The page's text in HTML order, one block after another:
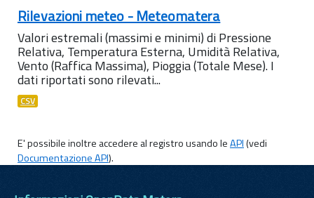
Rilevazioni meteo - Meteomatera
Valori estremali (massimi e minimi) di Pressione
Relativa, Temperatura Esterna, Umidità Relativa,
Vento (Raffica Massima), Pioggia (Totale Mese). I
dati riportati sono rilevati...
CSV
E' possibile inoltre accedere al registro usando leAPI(vedi
Documentazione API).